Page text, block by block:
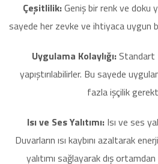
Çeşitlilik:Geniş bir renk ve doku
sayede her zevke ve ihtiyaca uygun
Uygulama Kolaylığı:Standart
yapıştırılabilirler. Bu sayede
fazla işçilik
Isı ve Ses Yalıtımı:Isı ve ses
Duvarların ısı kaybını azaltarak
yalıtımı sağlayarak dış